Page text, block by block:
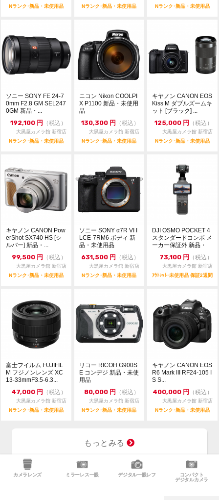
Nランク･新品・未使用品
Nランク･新品・未使用品
Nランク･新品・未使用品
ソニー SONY FE 24-7
0mm F2.8 GM SEL247
0GM 新品・...
192,100 円 （税込）
大黒屋カメラ館 新宿店
Nランク･新品・未使用品
ニコン Nikon COOLPI
X P1100 新品・未使用
品
130,300 円 （税込）
大黒屋カメラ館 新宿店
Nランク･新品・未使用品
キヤノン CANON EOS
Kiss M ダブルズームキ
ット [ブラック] ...
125,000 円 （税込）
大黒屋カメラ館 新宿店
Nランク･新品・未使用品
キヤノン CANON Pow
erShot SX740 HS [シ
ルバー] 新品・...
99,500 円 （税込）
大黒屋カメラ館 新宿店
Nランク･新品・未使用品
ソニー SONY α7R VI I
LCE-7RM6 ボディ 新
品・未使用品
631,500 円 （税込）
大黒屋カメラ館 新宿店
Nランク･新品・未使用品
DJI OSMO POCKET 4
スタンダードコンボ メ
ーカー保証外 新品・
73,100 円 （税込）
大黒屋カメラ館 新宿店
ｱｳﾄﾚｯﾄ･未使用品 保証2週間
富士フイルム FUJIFIL
M フジノンレンズ XC
13-33mmF3.5-6.3...
47,000 円 （税込）
大黒屋カメラ館 新宿店
Nランク･新品・未使用品
リコー RICOH G900S
E コンデジ 新品・未使
用品
80,000 円 （税込）
大黒屋カメラ館 新宿店
Nランク･新品・未使用品
キヤノン CANON EOS
R6 Mark III RF24-105 I
S S...
400,000 円 （税込）
大黒屋カメラ館 新宿店
Nランク･新品・未使用品
もっとみる
カメラレンズ ミラーレス一眼 デジタル一眼レフ
コンパクト
デジタルカメラ